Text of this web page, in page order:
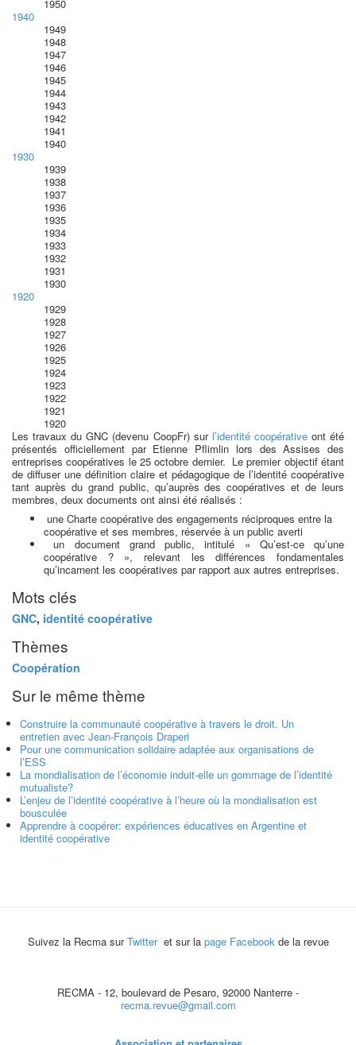
1950
1940
1949
1948
1947
1946
1945
1944
1943
1942
1941
1940
1930
1939
1938
1937
1936
1935
1934
1933
1932
1931
1930
1920
1929
1928
1927
1926
1925
1924
1923
1922
1921
1920
Les travaux du GNC (devenu CoopFr) sur l’identité coopérative ont été
présentés officiellement par Etienne Pflimlin lors des Assises des
entreprises coopératives le 25 octobre dernier. Le premier objectif étant
de diffuser une définition claire et pédagogique de l’identité coopérative
tant auprès du grand public, qu’auprès des coopératives et de leurs
membres, deux documents ont ainsi été réalisés :
une Charte coopérative des engagements réciproques entre la
coopérative et ses membres, réservée à un public averti
un document grand public, intitulé « Qu’est-ce qu’une
coopérative ? », relevant les différences fondamentales
qu’incarnent les coopératives par rapport aux autres entreprises.
Mots clés
GNC, identité coopérative
Thèmes
Coopération
Sur le même thème
Construire la communauté coopérative à travers le droit. Un
entretien avec Jean-François Draperi
Pour une communication solidaire adaptée aux organisations de
l’ESS
La mondialisation de l’économie induit-elle un gommage de l’identité
mutualiste?
L’enjeu de l’identité coopérative à l’heure où la mondialisation est
bousculée
Apprendre à coopérer: expériences éducatives en Argentine et
identité coopérative
Suivez la Recma surTwitter et sur la page Facebookde la revue
RECMA - 12, boulevard de Pesaro, 92000 Nanterre -
recma.revue@gmail.com